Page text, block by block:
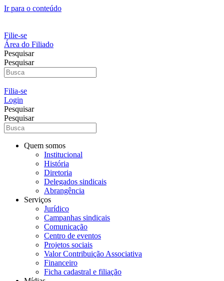
Ir para o conteúdo
Filie-se
Área do Filiado
Pesquisar
Pesquisar
Filia-se
Login
Pesquisar
Pesquisar
Quem somos
Institucional
História
Diretoria
Delegados sindicais
Abrangência
Serviços
Jurídico
Campanhas sindicais
Comunicação
Centro de eventos
Projetos sociais
Valor Contribuição Associativa
Financeiro
Ficha cadastral e filiação